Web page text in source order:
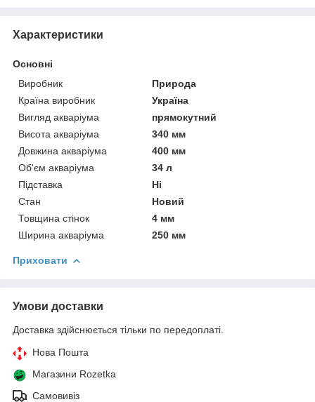
Характеристики
Основні
Виробник
Природа
Країна виробник
Україна
Вигляд акваріума
прямокутний
Висота акваріума
340 мм
Довжина акваріума
400 мм
Об'єм акваріума
34 л
Підставка
Ні
Стан
Новий
Товщина стінок
4 мм
Ширина акваріума
250 мм
Приховати
Умови доставки
Доставка здійснюється тільки по передоплаті.
Нова Пошта
Магазини Rozetka
Самовивіз